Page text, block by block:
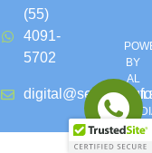
(55)
4091-
5702
BY
AL